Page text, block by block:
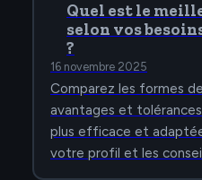
Quel est le
selon vos
?
16 novembre 2025
Comparez les formes
avantages et
plus efficace et
votre profil et les